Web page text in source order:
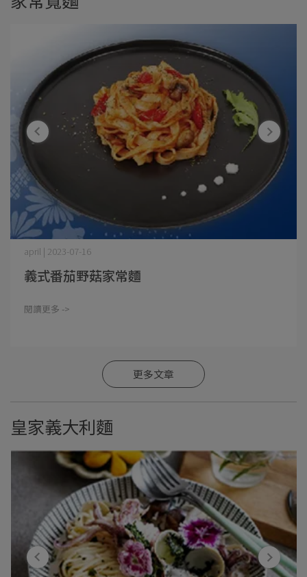
april | 2023-07-16
義式番茄野菇家常麵
閱讀更多 ->
更多文章
皇家義大利麵